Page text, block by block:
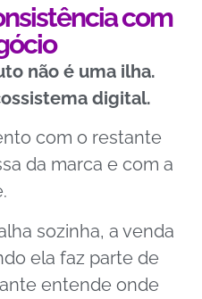
com
não é uma ilha.
digital.
com o restante
da marca e com a
sozinha, a venda
ela faz parte de
entende onde